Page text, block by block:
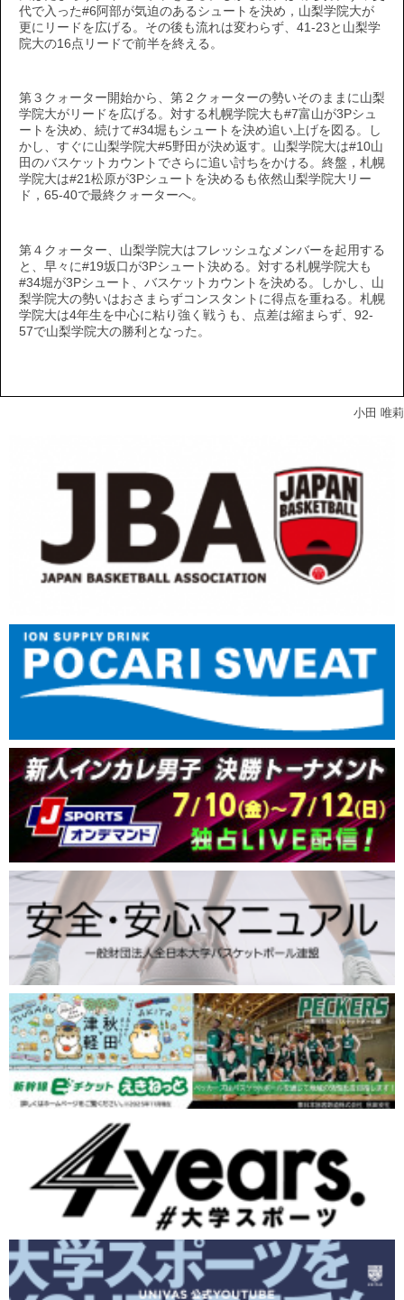
代で入った#6阿部が気迫のあるシュートを決め，山梨学院大が
更にリードを広げる。その後も流れは変わらず、41-23と山梨学
院大の16点リードで前半を終える。
第３クォーター開始から、第２クォーターの勢いそのままに山梨
学院大がリードを広げる。対する札幌学院大も#7富山が3Pシュ
ートを決め、続けて#34堀もシュートを決め追い上げを図る。し
かし、すぐに山梨学院大#5野田が決め返す。山梨学院大は#10山
田のバスケットカウントでさらに追い討ちをかける。終盤，札幌
学院大は#21松原が3Pシュートを決めるも依然山梨学院大リー
ド，65-40で最終クォーターへ。
第４クォーター、山梨学院大はフレッシュなメンバーを起用する
と、早々に#19坂口が3Pシュート決める。対する札幌学院大も
#34堀が3Pシュート、バスケットカウントを決める。しかし、山
梨学院大の勢いはおさまらずコンスタントに得点を重ねる。札幌
学院大は4年生を中心に粘り強く戦うも、点差は縮まらず、92-
57で山梨学院大の勝利となった。
小田 唯莉